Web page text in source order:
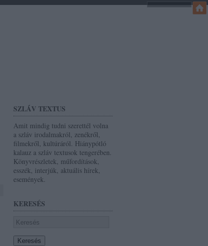
SZLÁV TEXTUS
Amit mindig tudni szerettél volna
a szláv irodalmakról, zenékről,
filmekről, kultúráról. Hiánypótló
kalauz a szláv textusok tengerében.
Könyvrészletek, műfordítások,
esszék, interjúk, aktuális hírek,
események.
KERESÉS